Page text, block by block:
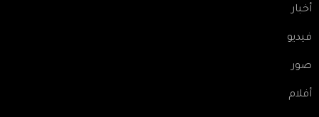
أخبار
فيديو
صور
أفلام